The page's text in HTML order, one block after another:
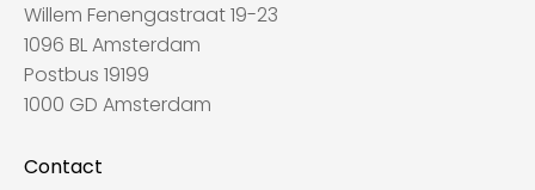
Willem Fenengastraat 19-23
1096 BL Amsterdam
Postbus 19199
1000 GD Amsterdam
Contact